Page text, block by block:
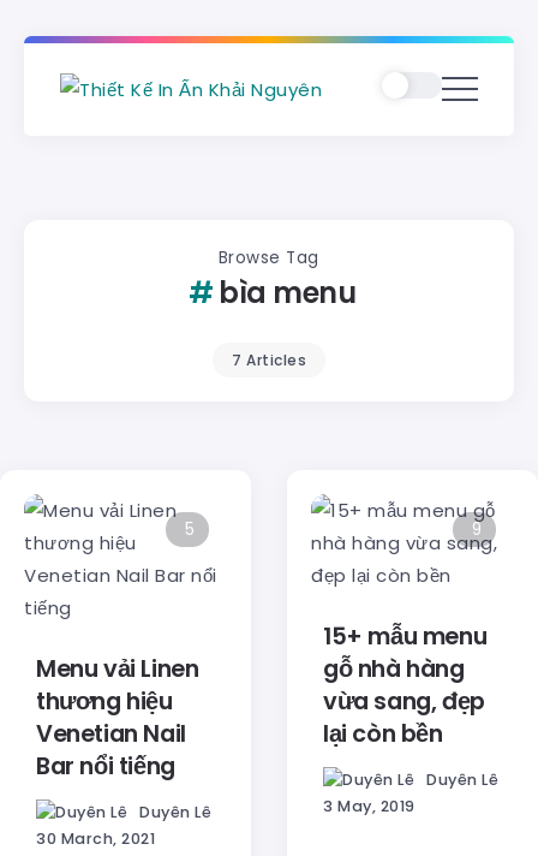
Browse Tag
bìa menu
7 Articles
5
Menu vải Linen
thương hiệu
Venetian Nail
Bar nổi tiếng
Duyên Lê
30 March, 2021
9
15+ mẫu menu
gỗ nhà hàng
vừa sang, đẹp
lại còn bền
Duyên Lê
3 May, 2019